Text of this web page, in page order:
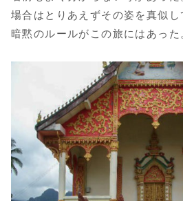
場合はとりあえずその姿を真似し
暗黙のルールがこの旅にはあった